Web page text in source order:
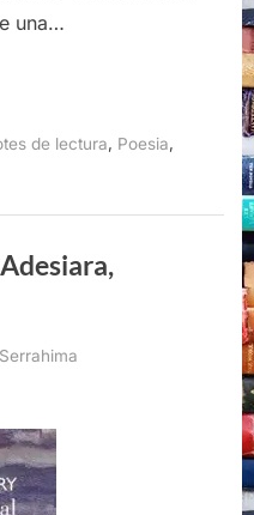
una…
de lectura Poesia